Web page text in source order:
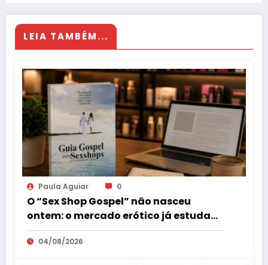
LEIA TAMBÉM...
Paula Aguiar 0
O “Sex Shop Gospel” não nasceu
ontem: o mercado erótico já estuda
esse consumidor há mais de uma
década
04/08/2026